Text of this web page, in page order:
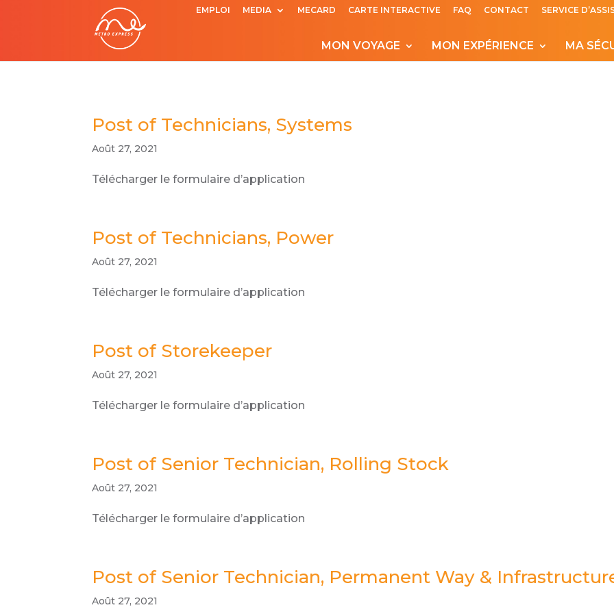
EMPLOI MEDIA MECARD CARTE INTERACTIVE FAQ CONTACT SERVICE
MON VOYAGE MON EXPÉRIENCE MA
Post of Technicians, Systems
Août 27, 2021
Télécharger le formulaire d’application
Post of Technicians, Power
Août 27, 2021
Télécharger le formulaire d’application
Post of Storekeeper
Août 27, 2021
Télécharger le formulaire d’application
Post of Senior Technician, Rolling Stock
Août 27, 2021
Télécharger le formulaire d’application
Post of Senior Technician, Permanent Way &
Août 27, 2021